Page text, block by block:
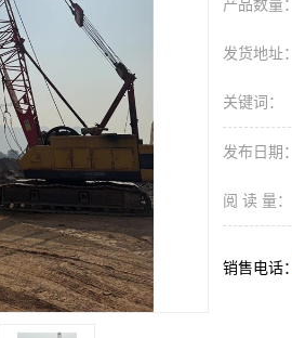
产品数量：
发货地址：
关键词：
发布日期：
阅 读 量：
销售电话：